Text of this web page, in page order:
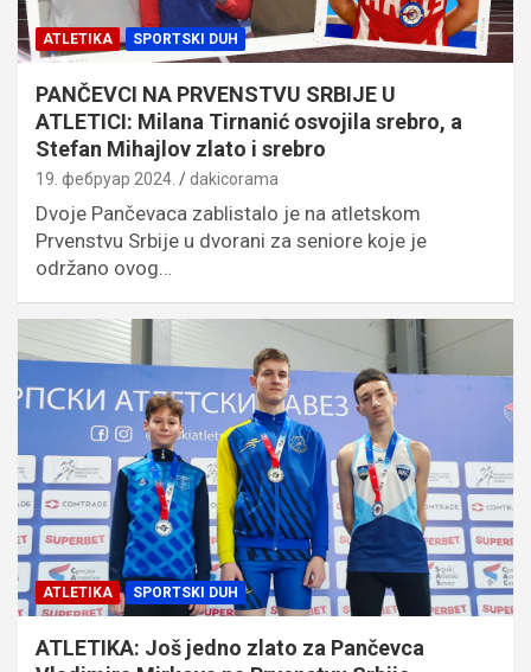
ATLETIKA SPORTSKI DUH
PANČEVCI NA PRVENSTVU SRBIJE U
ATLETICI: Milana Tirnanić osvojila srebro, a
Stefan Mihajlov zlato i srebro
19. фебруар 2024. dakicorama
Dvoje Pančevaca zablistalo je na atletskom
Prvenstvu Srbije u dvorani za seniore koje je
održano ovog…
ATLETIKA SPORTSKI DUH
ATLETIKA: Još jedno zlato za Pančevca